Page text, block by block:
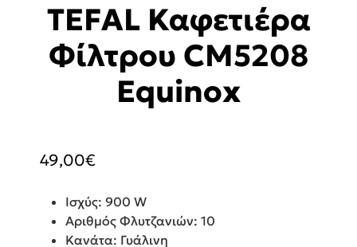
TEFAL Καφετιέρα
Φίλτρου CM5208
Equinox
49,00€
Ισχύς: 900 W
Αριθμός Φλυτζανιών: 10
Κανάτα: Γυάλινη